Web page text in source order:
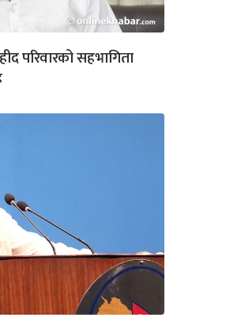
परिवारको सहभागिता